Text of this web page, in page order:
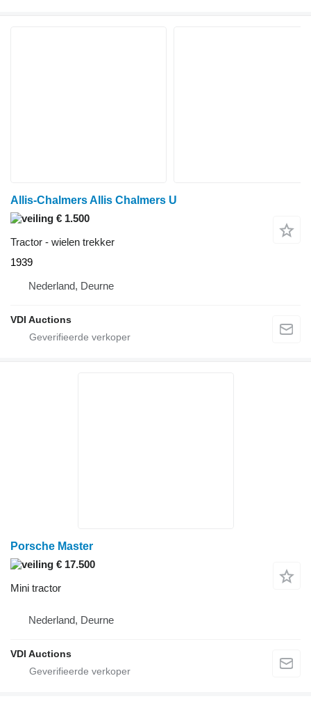
Allis-Chalmers Allis Chalmers U
€ 1.500
Tractor - wielen trekker
1939
Nederland, Deurne
VDI Auctions
Porsche Master
€ 17.500
Mini tractor
Nederland, Deurne
VDI Auctions